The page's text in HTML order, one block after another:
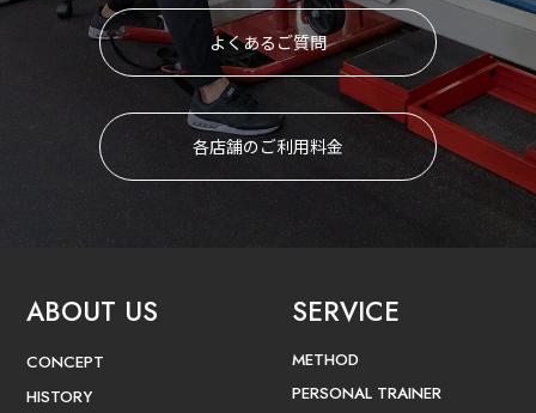
よくあるご質問
各店舗のご利用料金
ABOUT US
CONCEPT
HISTORY
SERVICE
METHOD
PERSONAL TRAINER